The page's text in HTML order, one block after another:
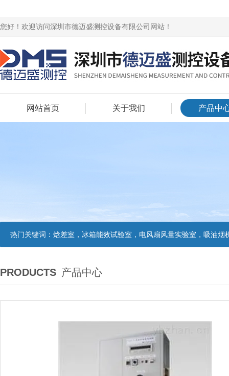
您好！欢迎访问深圳市德迈盛测控设备有限公司网站！
网站首页 关于我们 产品中
热门关键词： 焓差室，冰箱能效试验室，电风扇风量实验室，吸油烟机油脂分离度试验装置，吸油烟机空气性能试验装置，吸油烟机气味
PRODUCTS 产品中心